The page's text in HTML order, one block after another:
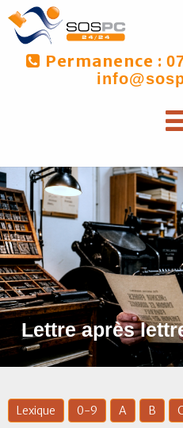
Permanence :
Lettre après
Lexique 0-9 A B